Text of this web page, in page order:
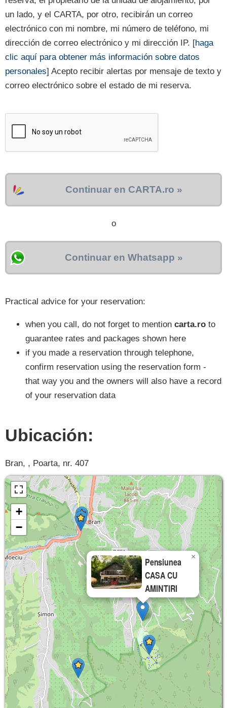
un lado, y el CARTA, por otro, recibirán un correo
electrónico con mi nombre, mi número de teléfono, mi
dirección de correo electrónico y mi dirección IP. [haga
clic aquí para obtener más información sobre datos
personales] Acepto recibir alertas por mensaje de texto y
correo electrónico sobre el estado de mi reserva.
Continuar en CARTA.ro »
o
Continuar en Whatsapp »
Practical advice for your reservation:
when you call, do not forget to mention carta.ro to
guarantee rates and packages shown here
if you made a reservation through telephone,
confirm reservation using the reservation form -
that way you and the owners will also have a record
of your reservation data
Ubicación:
Bran, , Poarta, nr. 407
Pensiunea
CASA CU
AMINTIRI
×
+
−